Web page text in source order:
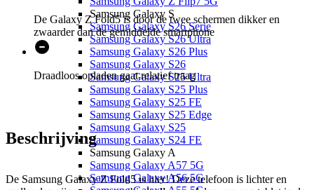
Samsung Galaxy S
Samsung Galaxy S26 Serie
Samsung Galaxy S26 Ultra
Samsung Galaxy S26 Plus
Samsung Galaxy S26
Samsung Galaxy S25 Ultra
Samsung Galaxy S25 Plus
Samsung Galaxy S25 FE
Samsung Galaxy S25 Edge
Samsung Galaxy S25
Samsung Galaxy S24 FE
Samsung Galaxy A
Samsung Galaxy A57 5G
Samsung Galaxy A56 5G
De Galaxy Z Fold5 is door de twee schermen dikker en
zwaarder dan de gemiddelde smartphone
Draadloos opladen gaat relatief traag
Beschrijving
De Samsung Galaxy Z Fold5 is hier! Deze telefoon is lichter en